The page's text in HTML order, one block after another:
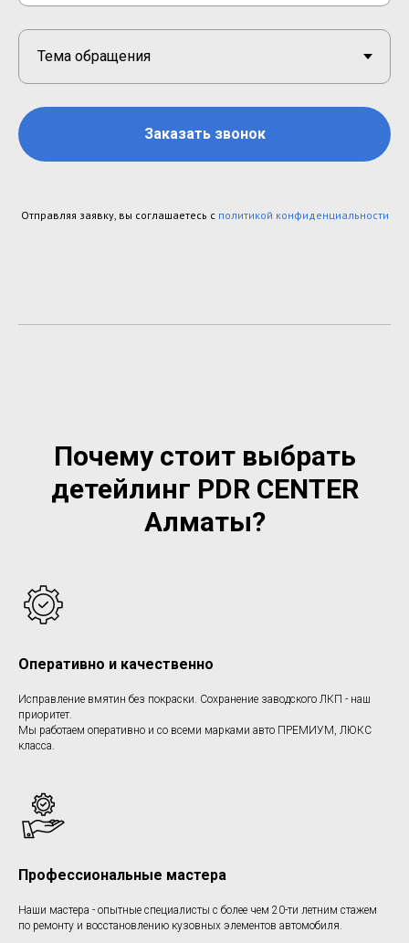
Заказать звонок
Отправляя заявку, вы соглашаетесь с политикой конфиденциальности
Почему стоит выбрать
детейлинг PDR CENTER
Алматы?
Оперативно и качественно
Исправление вмятин без покраски. Сохранение заводского ЛКП - наш
приоритет.
Мы работаем оперативно и со всеми марками авто ПРЕМИУМ, ЛЮКС
класса.
Профессиональные мастера
Наши мастера - опытные специалисты с более чем 20-ти летним стажем
по ремонту и восстановлению кузовных элементов автомобиля.